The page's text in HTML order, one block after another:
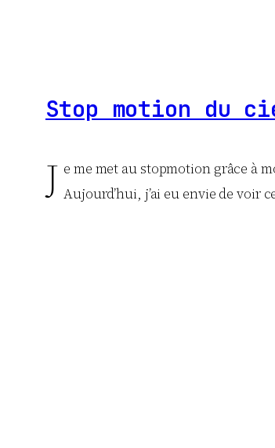
Stop motion du
J e me met au stopmotion grâce à
Aujourd’hui, j’ai eu envie de voir